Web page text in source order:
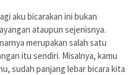
aku bicarakan ini bukan
ataupun sejenisnya.
merupakan salah satu
itu sendiri. Misalnya, kamu
sudah panjang lebar bicara kita